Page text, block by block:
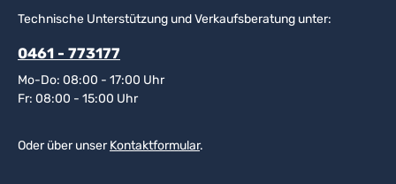
Technische Unterstützung und Verkaufsberatung unter:
0461 - 773177
Mo-Do: 08:00 - 17:00 Uhr
Fr: 08:00 - 15:00 Uhr
Oder über unserKontaktformular.